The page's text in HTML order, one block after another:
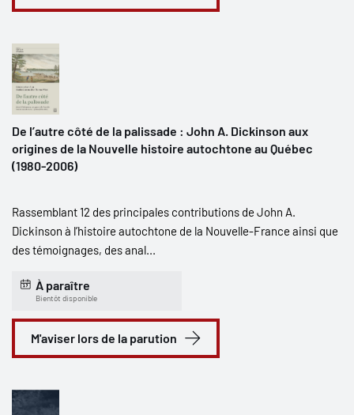
De l’autre côté de la palissade : John A. Dickinson aux
origines de la Nouvelle histoire autochtone au Québec
(1980-2006)
Rassemblant 12 des principales contributions de John A.
Dickinson à l’histoire autochtone de la Nouvelle-France ainsi que
des témoignages, des anal...
À paraître
Bientôt disponible
M'aviser lors de la parution